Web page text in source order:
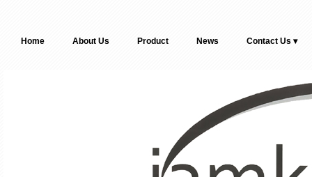
Home About Us Product News Contact Us ▾